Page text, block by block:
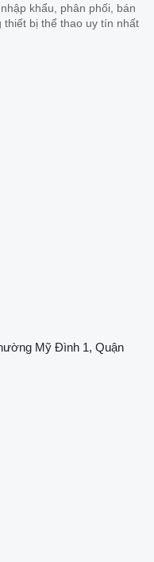
khẩu, phân phối, bán
thiết bị thể thao uy tín nhất
Mỹ Đình 1, Quận